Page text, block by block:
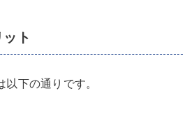
ト
下の通りです。